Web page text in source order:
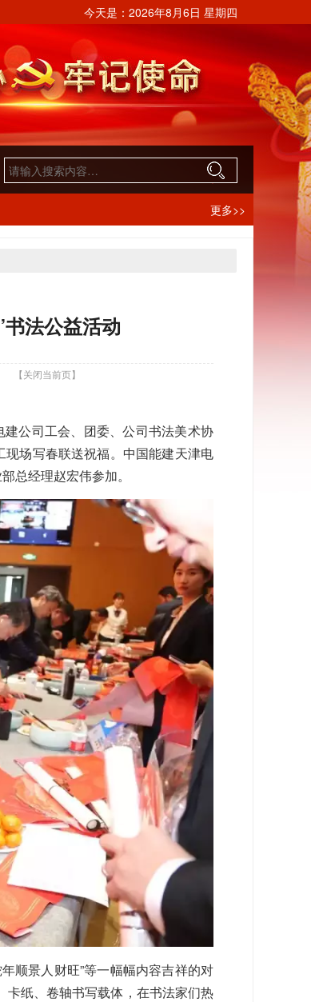
今天是： 2026年8月6日 星期四
更多>>
法公益活动
【关闭当前页】
公司工会、团委、公司书法美术协
现场写春联送祝福。中国能建天津电
总经理赵宏伟参加。
年顺景人财旺”等一幅幅内容吉祥的对
卡纸、卷轴书写载体，在书法家们热